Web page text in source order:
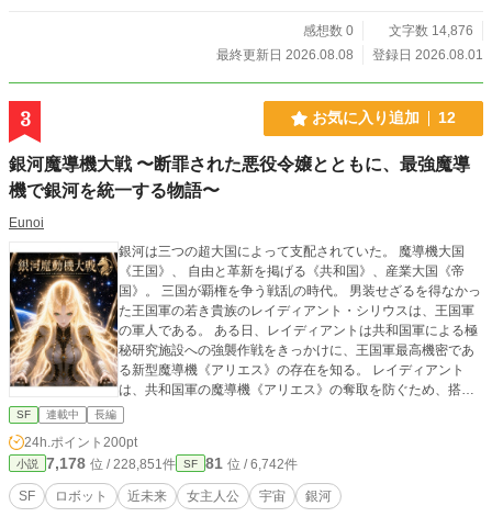
本名は「メルディア・アンジェリス・ミルーカ」 絶滅して伝
説と化した種族《カトレア人古代種》の末裔であり、 失われ
能力を併せ持つ、幼さとセクシーさが同居した自由すぎるヒ
かで、誰かの笑顔を守るために触手生物《ワーム》との終わ
る事のない戦いに身を投じるのだった。 ＊表紙画像はskebに
感想数 0
文字数 14,876
最終更新日 2026.08.08
登録日 2026.08.01
3 お気に入り追加 12
銀河魔導機大戦 〜断罪された悪役令嬢とともに、最強魔導
機で銀河を統一する物語〜
Eunoi
銀河は三つの超大国によって支配されていた。 魔導機大国
《王国》、 自由と革新を掲げる《共和国》、産業大国《帝
国》。 三国が覇権を争う戦乱の時代。 男装せざるを得なかっ
た王国軍の若き貴族のレイディアント・シリウスは、王国軍
の軍人である。 ある日、レイディアントは共和国軍による極
秘研究施設への強襲作戦をきっかけに、王国軍最高機密であ
る新型魔導機《アリエス》の存在を知る。 レイディアント
は、共和国軍の魔導機《アリエス》の奪取を防ぐため、搭乗
者となった。レイディアントは、やがて《金狼》と呼ばれ、
数々の戦場を駆け抜け昇進していく。 また、王太子から冤罪
をかけられ、その罰として、男爵に嫁ぐためにレイディアン
トの元へやってきた公爵令嬢セレスティア。 セレスティア
は、ある事件をきっかけに、準男爵となり、本人の希望しな
いまま、昇爵し続けていく。 軍事的地位と貴族的地位の二人
SF 連載中 長編
24h.ポイント 200pt
小説 7,178 位 / 228,851件 SF 81 位 / 6,742件
SF ロボット 近未来 女主人公 宇宙 銀河